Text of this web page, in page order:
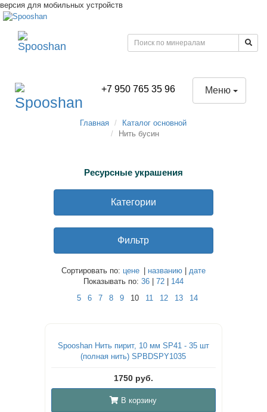
версия для мобильных устройств
+7 950 765 35 96 Меню
Главная
Каталог основной
Нить бусин
Ресурсные украшения
Категории
Фильтр
Сортировать по: цене названию| дате
Показывать по: 36| 72| 144
5
6 7 8 9 10 11 12 13 14
Spooshan Нить пирит, 10 мм SP41 - 35 шт
(полная нить) SPBDSPY1035
1750 руб.
В корзину